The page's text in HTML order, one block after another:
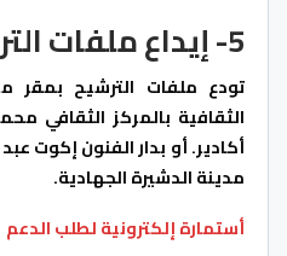
5- إيداع ملفات الترشيح
تودع ملفات الترشيح
الثقافية بالمركز الثقافي
أكادير. أو بدار الفنون إكوت
مدينة الدشيرة الجهادية.
أستمارة إلكترونية لطلب الدعم